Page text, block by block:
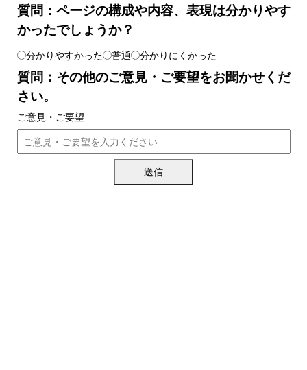
質問：ページの構成や内容、表現は分かりやす
かったでしょうか？
分かりやすかった 普通 分かりにくかった
質問：その他のご意見・ご要望をお聞かせくだ
さい。
ご意見・ご要望
送信